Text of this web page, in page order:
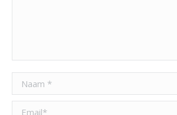
Naam *
Email *